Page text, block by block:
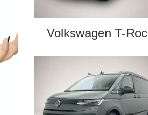
Volkswagen T-Roc